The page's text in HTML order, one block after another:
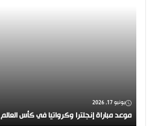
يونيو 17, 2026
موعد مباراة إنجلترا وكرواتيا في كأس العالم 2026 والقنوات الناقلة